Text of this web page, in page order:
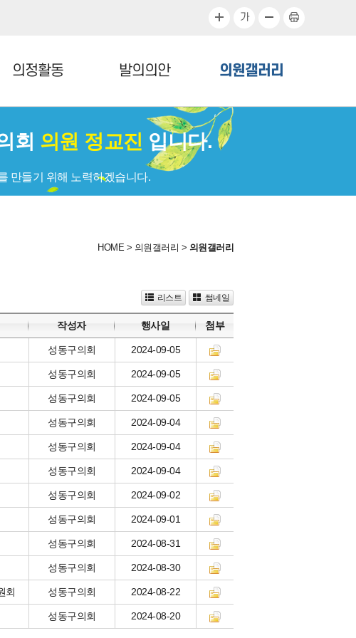
가
의정활동 발의의안 의원갤러리
회 의원 정교진 입니다.
만들기 위해 노력하겠습니다.
HOME> 의원갤러리 > 의원갤러리
리스트 썸네일
작성자 행사일 첨부
성동구의회 2024-09-05
성동구의회 2024-09-05
성동구의회 2024-09-05
성동구의회 2024-09-04
성동구의회 2024-09-04
성동구의회 2024-09-04
성동구의회 2024-09-02
성동구의회 2024-09-01
성동구의회 2024-08-31
성동구의회 2024-08-30
회 성동구의회 2024-08-22
성동구의회 2024-08-20